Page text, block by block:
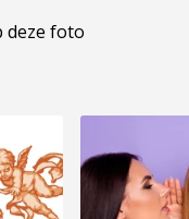
deze foto